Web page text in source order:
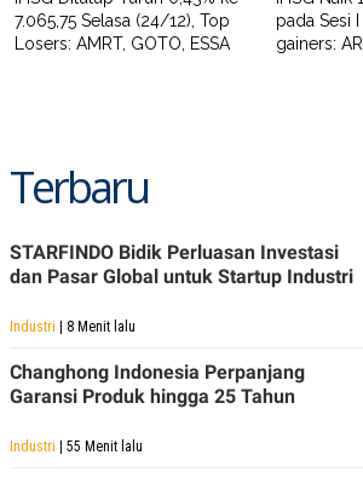
7.065,75 Selasa (24/12), Top
Losers: AMRT, GOTO, ESSA
pada Sesi
gainers:
Terbaru
STARFINDO Bidik Perluasan Investasi
dan Pasar Global untuk Startup Industri
Industri | 8 Menit lalu
Changhong Indonesia Perpanjang
Garansi Produk hingga 25 Tahun
Industri | 55 Menit lalu